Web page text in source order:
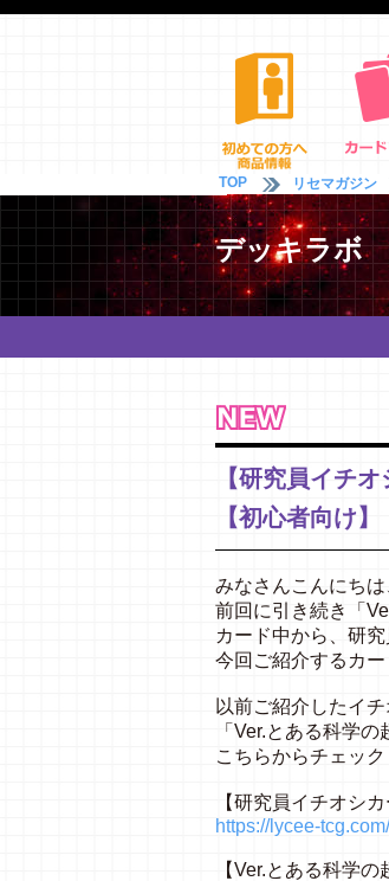
TOP リセマガジン
デッキラボ
【研究員イチ
【初心者向け】
みなさんこんにちは
前回に引き続き「
カード中から、研
今回ご紹介するカー
以前ご紹介したイチ
「Ver.とある科学
こちらからチェック
【研究員イチオシ
https://lycee-
【Ver.とある科学